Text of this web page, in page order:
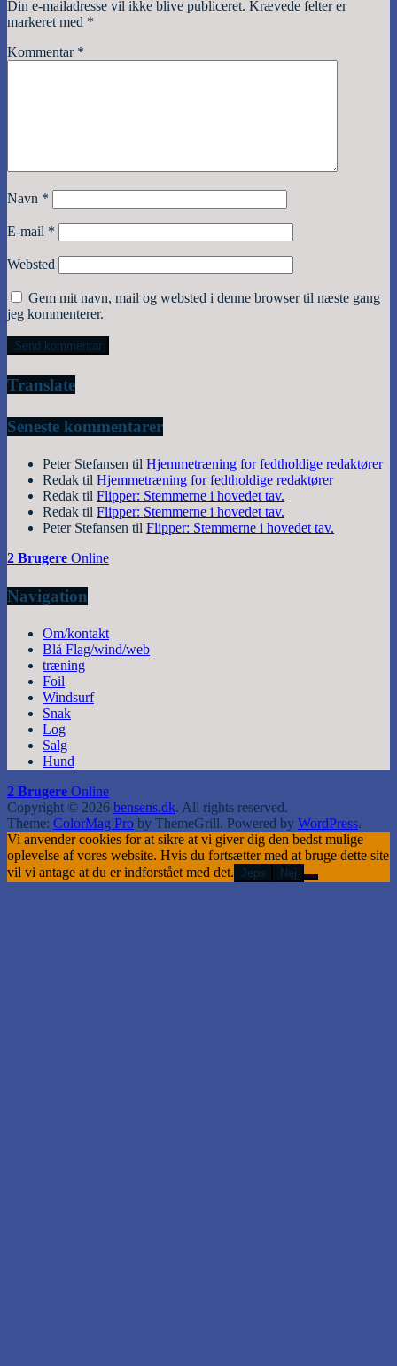
Din e-mailadresse vil ikke blive publiceret. Krævede felter er
markeret med *
Kommentar *
Navn *
E-mail *
Websted
Gem mit navn, mail og websted i denne browser til næste gang
jeg kommenterer.
Translate
Seneste kommentarer
Peter Stefansen til Hjemmetræning for fedtholdige redaktører
Redak til Hjemmetræning for fedtholdige redaktører
Redak til Flipper: Stemmerne i hovedet tav.
Redak til Flipper: Stemmerne i hovedet tav.
Peter Stefansen til Flipper: Stemmerne i hovedet tav.
2 Brugere Online
Navigation
Om/kontakt
Blå Flag/wind/web
træning
Foil
Windsurf
Snak
Log
Salg
Hund
2 Brugere Online
Copyright © 2026 bensens.dk. All rights reserved.
Theme: ColorMag Pro by ThemeGrill. Powered by WordPress.
Vi anvender cookies for at sikre at vi giver dig den bedst mulige
oplevelse af vores website. Hvis du fortsætter med at bruge dette site
vil vi antage at du er indforstået med det. Jeps Nej